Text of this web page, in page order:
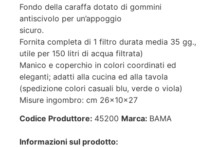
Fondo della caraffa dotato di gommini
antiscivolo per un’appoggio
sicuro.
Fornita completa di 1 filtro durata media 35 gg.,
utile per 150 litri di acqua filtrata)
Manico e coperchio in colori coordinati ed
eleganti; adatti alla cucina ed alla tavola
(spedizione colori casuali blu, verde o viola)
Misure ingombro: cm 26x10x27
Codice Produttore: 45200 Marca: BAMA
Informazioni sul prodotto: